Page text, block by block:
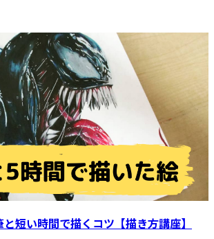
短い時間で描くコツ【描き方講座】